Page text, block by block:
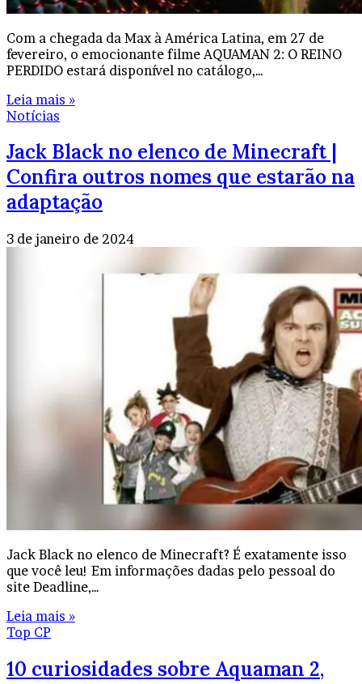
Com a chegada da Max à América Latina, em 27 de
fevereiro, o emocionante filme AQUAMAN 2: O REINO
PERDIDO estará disponível no catálogo,…
Leia mais »
Notícias
Jack Black no elenco de Minecraft |
Confira outros nomes que estarão na
adaptação
3 de janeiro de 2024
Jack Black no elenco de Minecraft? É exatamente isso
que você leu! Em informações dadas pelo pessoal do
site Deadline,…
Leia mais »
Top CP
10 curiosidades sobre Aquaman 2,